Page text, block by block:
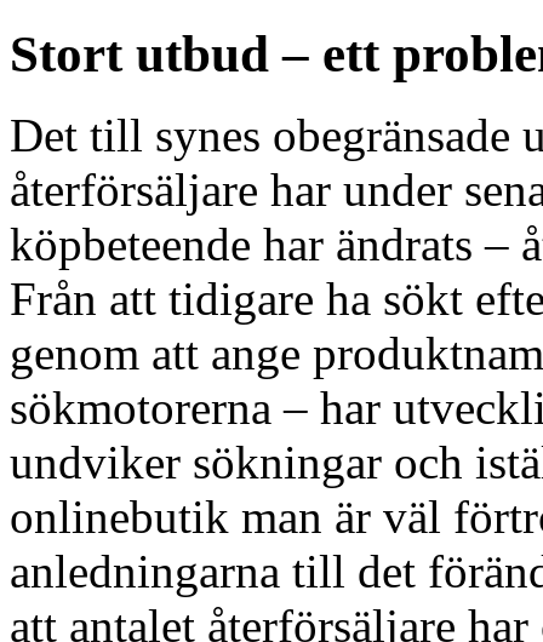
Stort utbud – ett
Det till synes obegränsade
återförsäljare har under
köpbeteende har ändrats –
Från att tidigare ha sökt
genom att ange
sökmotorerna – har
undviker sökningar och
onlinebutik man är väl
anledningarna till det
att antalet återförsäljare